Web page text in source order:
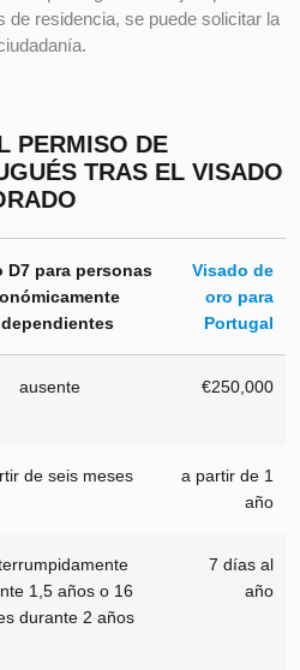
de residencia, se puede solicitar la
PERMISO DE
TRAS EL VISADO
D7 para personas
Visado de
oro para
Portugal
ausente €250,000
de seis meses
a partir de 1
año
1,5 años o 16
durante 2 años
7 días al
año